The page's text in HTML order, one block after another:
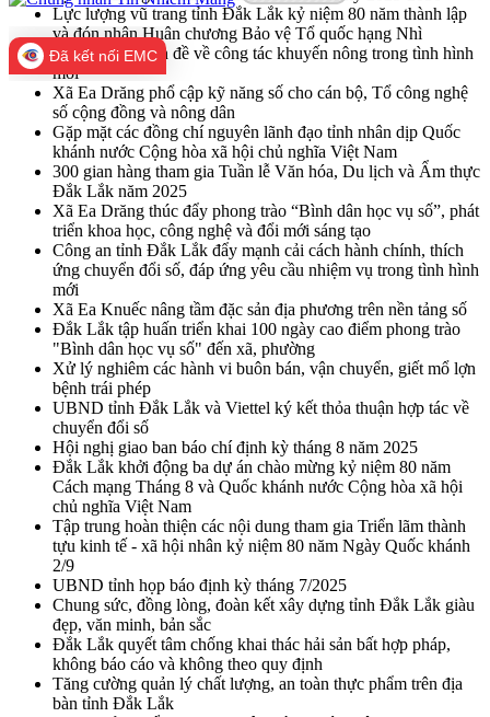
Lực lượng vũ trang tỉnh Đắk Lắk kỷ niệm 80 năm thành lập
và đón nhận Huân chương Bảo vệ Tổ quốc hạng Nhì
Hội nghị chuyên đề về công tác khuyến nông trong tình hình
mới
Xã Ea Drăng phổ cập kỹ năng số cho cán bộ, Tổ công nghệ
số cộng đồng và nông dân
Gặp mặt các đồng chí nguyên lãnh đạo tỉnh nhân dịp Quốc
khánh nước Cộng hòa xã hội chủ nghĩa Việt Nam
300 gian hàng tham gia Tuần lễ Văn hóa, Du lịch và Ẩm thực
Đắk Lắk năm 2025
Xã Ea Drăng thúc đẩy phong trào “Bình dân học vụ số”, phát
triển khoa học, công nghệ và đổi mới sáng tạo
Công an tỉnh Đắk Lắk đẩy mạnh cải cách hành chính, thích
ứng chuyển đổi số, đáp ứng yêu cầu nhiệm vụ trong tình hình
mới
Xã Ea Knuếc nâng tầm đặc sản địa phương trên nền tảng số
Đắk Lắk tập huấn triển khai 100 ngày cao điểm phong trào
"Bình dân học vụ số" đến xã, phường
Xử lý nghiêm các hành vi buôn bán, vận chuyển, giết mổ lợn
bệnh trái phép
UBND tỉnh Đắk Lắk và Viettel ký kết thỏa thuận hợp tác về
chuyển đổi số
Hội nghị giao ban báo chí định kỳ tháng 8 năm 2025
Đắk Lắk khởi động ba dự án chào mừng kỷ niệm 80 năm
Cách mạng Tháng 8 và Quốc khánh nước Cộng hòa xã hội
chủ nghĩa Việt Nam
Tập trung hoàn thiện các nội dung tham gia Triển lãm thành
tựu kinh tế - xã hội nhân kỷ niệm 80 năm Ngày Quốc khánh
2/9
UBND tỉnh họp báo định kỳ tháng 7/2025
Chung sức, đồng lòng, đoàn kết xây dựng tỉnh Đắk Lắk giàu
đẹp, văn minh, bản sắc
Đắk Lắk quyết tâm chống khai thác hải sản bất hợp pháp,
không báo cáo và không theo quy định
Tăng cường quản lý chất lượng, an toàn thực phẩm trên địa
bàn tỉnh Đắk Lắk
Đã kết nối EMC